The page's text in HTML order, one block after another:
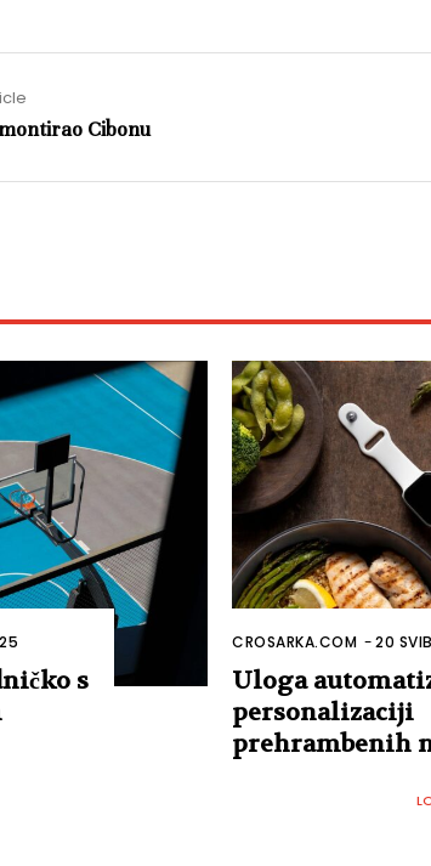
Cibonu
s
CROSARKA.COM -20
Uloga
personalizaciji
prehrambenih